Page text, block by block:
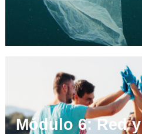
Módulo 6: Red y